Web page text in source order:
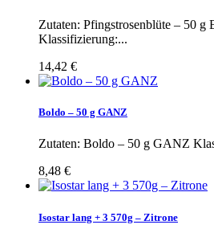
Zutaten: Pfingstrosenblüte – 50 g
Klassifizierung:...
14,42 €
Boldo – 50 g GANZ
Zutaten: Boldo – 50 g GANZ
8,48 €
Isostar lang + 3 570g – Zitrone